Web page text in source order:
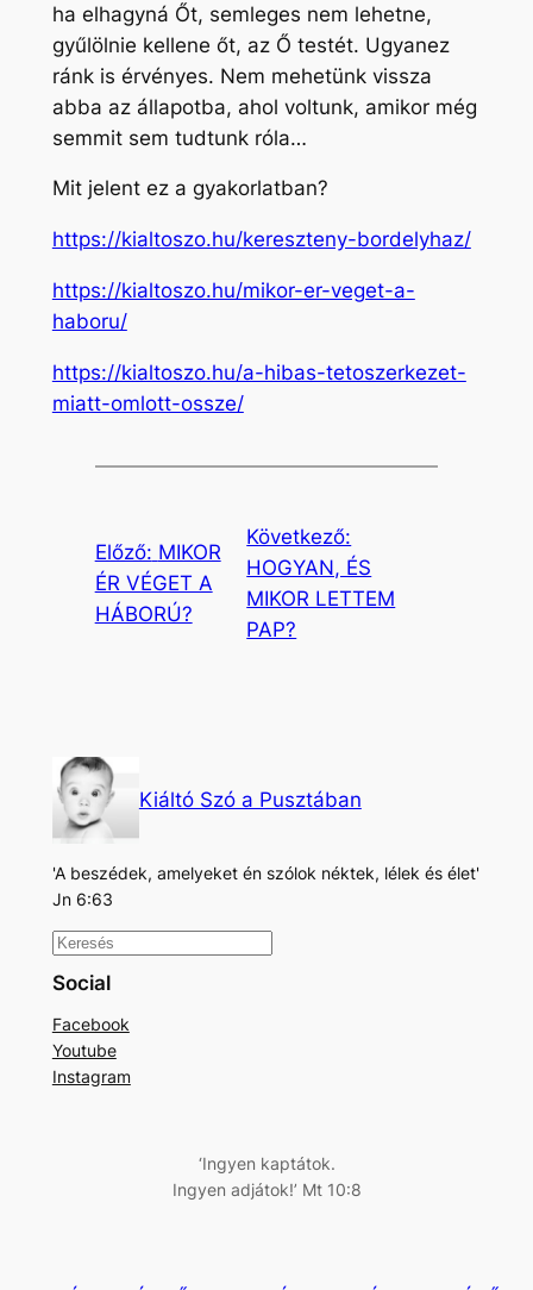
ha elhagyná Őt, semleges nem lehetne,
gyűlölnie kellene őt, az Ő testét. Ugyanez
ránk is érvényes. Nem mehetünk vissza
abba az állapotba, ahol voltunk, amikor még
semmit sem tudtunk róla…
Mit jelent ez a gyakorlatban?
https://kialtoszo.hu/kereszteny-bordelyhaz/
https://kialtoszo.hu/mikor-er-veget-a-
haboru/
https://kialtoszo.hu/a-hibas-tetoszerkezet-
miatt-omlott-ossze/
Előző: MIKOR
ÉR VÉGET A
HÁBORÚ?
Következő:
HOGYAN, ÉS
MIKOR LETTEM
PAP?
Kiáltó Szó a Pusztában
'A beszédek, amelyeket én szólok néktek, lélek és élet'
Jn 6:63
K
e
e
s
Social
Facebook
Youtube
Instagram
‘Ingyen kaptátok.
Ingyen adjátok!’ Mt 10:8